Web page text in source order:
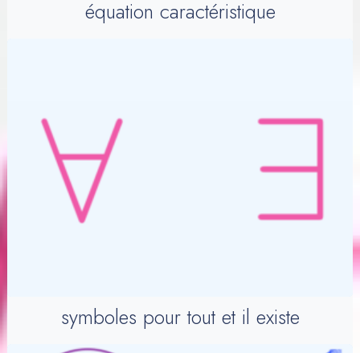
équation caractéristique
symboles pour tout et il existe